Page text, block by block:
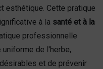
esthétique. Cette pratique
à la santé et à la
professionnelle
de l'herbe,
et de prévenir